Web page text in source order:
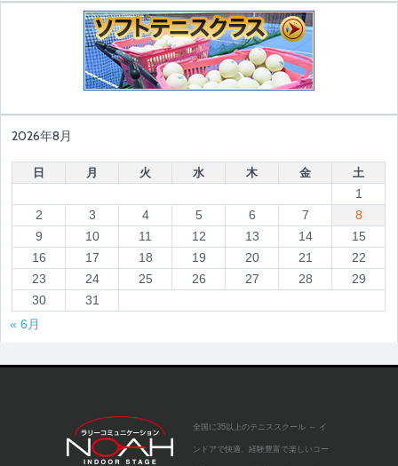
2026年8月
日 月 火 水 木 金 土
1
2
3 4 5 6 7
8
9
10 11 12 13 14
15
16
17 18 19 20 21
22
23
24 25 26 27 28
29
30
31
« 6月
全国に35以上のテニススクール ～ イ
ンドアで快適、経験豊富で楽しいコー